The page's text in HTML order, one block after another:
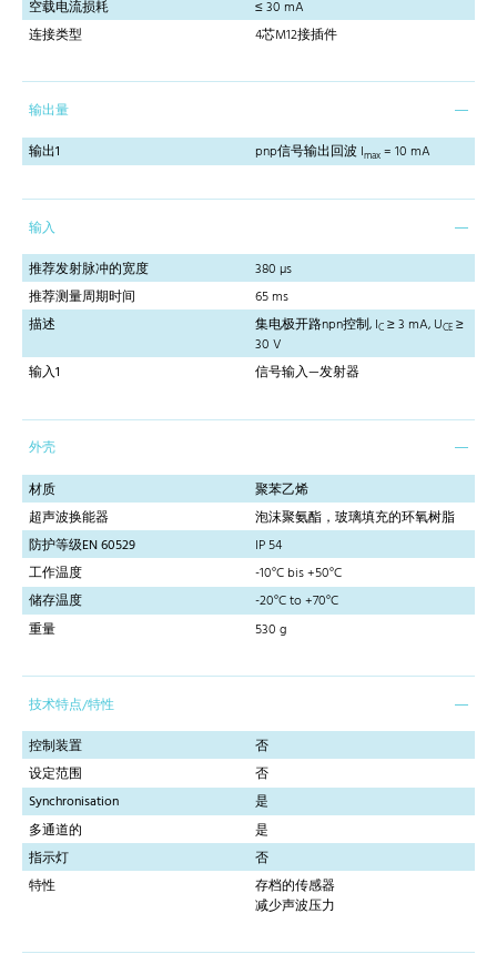
空载电流损耗
≤ 30 mA
连接类型
4芯M12接插件
输出量
输出1
pnp信号输出回波 Imax = 10 mA
输入
推荐发射脉冲的宽度
380 µs
推荐测量周期时间
65 ms
描述
集电极开路npn控制, IC ≥ 3 mA, UCE ≥
30 V
输入1
信号输入—发射器
外壳
材质
聚苯乙烯
超声波换能器
泡沫聚氨酯，玻璃填充的环氧树脂
防护等级EN 60529
IP 54
工作温度
-10°C bis +50°C
储存温度
-20°C to +70°C
重量
530 g
技术特点/特性
控制装置
否
设定范围
否
Synchronisation
是
多通道的
是
指示灯
否
特性
存档的传感器
减少声波压力